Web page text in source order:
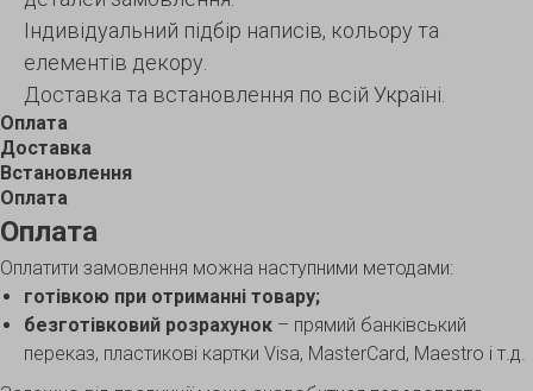
Індивідуальний підбір написів, кольору та
елементів декору.
Доставка та встановлення по всій Україні.
Оплата
Доставка
Встановлення
Оплата
Оплата
Оплатити замовлення можна наступними методами:
готівкою при отриманні товару;
безготівковий розрахунок – прямий банківський
переказ, пластикові картки Visa, MasterCard, Maestro і т.д.